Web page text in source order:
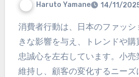
Haruto Yamane 14/11/
消費者行動は、日本のファッション小売戦略に大
きな影響を与え、トレンドや
忠誠心を左右しています。小売
維持し、顧客の変化するニーズ